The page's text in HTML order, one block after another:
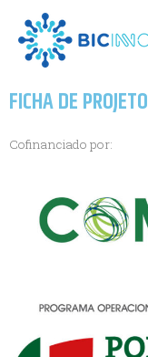
FICHA DE PROJETO
Cofinanciado por: